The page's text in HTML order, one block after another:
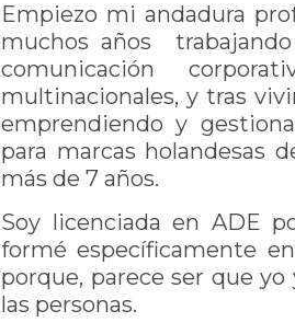
Empiezo mi andadura
muchos años
comunicación
multinacionales, y tras
emprendiendo y
para marcas holandesas
más de 7 años.
Soy licenciada en ADE
formé específicamente
porque, parece ser que
las personas.